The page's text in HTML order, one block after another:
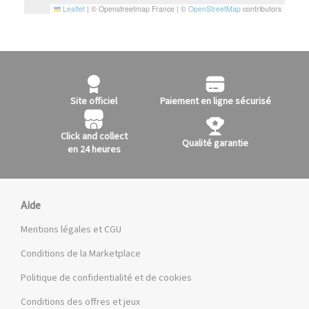
Leaflet | © Openstreetmap France | © OpenStreetMap contributors
Site officiel Paiement en ligne sécurisé
Click and collect
en 24 heures
Qualité garantie
Aide
Mentions légales et CGU
Conditions de la Marketplace
Politique de confidentialité et de cookies
Conditions des offres et jeux